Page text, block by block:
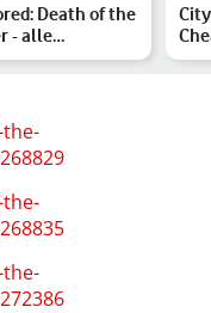
Death of the
- alle
Codes